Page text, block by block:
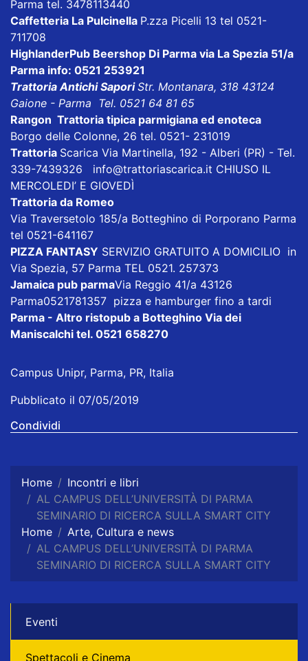
Parma tel. 3478113440
Caffetteria La Pulcinella P.zza Picelli 13 tel 0521-
711708
HighlanderPub Beershop Di Parma via La Spezia 51/a
Parma info: 0521 253921
Trattoria Antichi SaporiStr. Montanara, 318 43124
Gaione - Parma Tel. 0521 64 81 65
Rangon Trattoria tipica parmigiana ed enoteca
Borgo delle Colonne, 26 tel. 0521- 231019
Trattoria Scarica Via Martinella, 192 - Alberi (PR) - Tel.
339-7439326 info@trattoriascarica.it CHIUSO IL
MERCOLEDI’ E GIOVEDÌ
Trattoria da Romeo
Via Traversetolo 185/a Botteghino di Porporano Parma
tel 0521-641167
PIZZA FANTASY SERVIZIO GRATUITO A DOMICILIO in
Via Spezia, 57 Parma TEL 0521. 257373
Jamaica pub parmaVia Reggio 41/a 43126
Parma0521781357 pizza e hamburger fino a tardi
Parma - Altro ristopub a Botteghino Via dei
Maniscalchi tel. 0521 658270
Campus Unipr, Parma, PR, Italia
Pubblicato il 07/05/2019
Condividi
Home
Incontri e libri
AL CAMPUS DELL’UNIVERSITÀ DI PARMA
SEMINARIO DI RICERCA SULLA SMART CITY
Home
Arte, Cultura e news
AL CAMPUS DELL’UNIVERSITÀ DI PARMA
SEMINARIO DI RICERCA SULLA SMART CITY
Eventi
Spettacoli e Cinema